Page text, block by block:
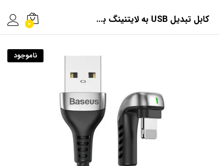
کابل تبدیل USB به لایتنینگ بیسوس مدل CALUX-B طول 2 متر 0
ناموجود